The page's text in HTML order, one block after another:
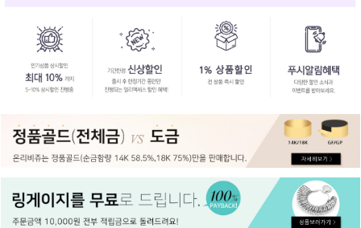
페이코 ID로
PAYCO 바로